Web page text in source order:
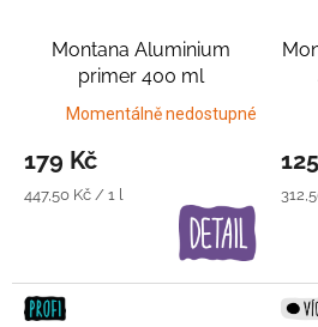
Montana Aluminium
primer 400 ml
Momentálně nedostupné
179 Kč
Měrná
447,50 Kč / 1 l